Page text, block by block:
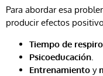
Para abordar esa
producir efectos
Tiempo de respiro
Psicoeducación
Entrenamiento y